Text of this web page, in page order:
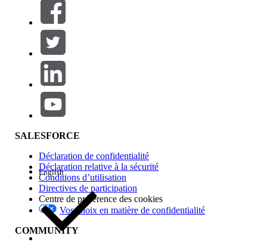
Filtres (0)
SÉLECTIONNER DES FILTRES
Gamme de produits
Impact des fonctionnalités
Edition
SALESFORCE
Déclaration de confidentialité
Déclaration relative à la sécurité
Conditions d’utilisation
Directives de participation
Centre de préférence des cookies
Vos choix en matière de confidentialité
COMMUNITY
English